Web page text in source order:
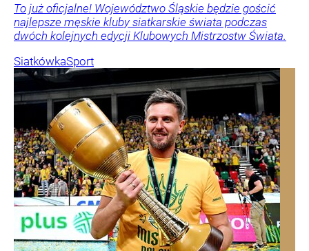
To już oficjalne! Województwo Śląskie będzie gościć
najlepsze męskie kluby siatkarskie świata podczas
dwóch kolejnych edycji Klubowych Mistrzostw Świata.
SiatkówkaSport